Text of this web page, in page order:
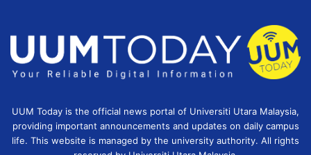
UUM Today is the official news portal of Universiti Utara Malaysia,
providing important announcements and updates on daily campus
life. This website is managed by the university authority. All rights